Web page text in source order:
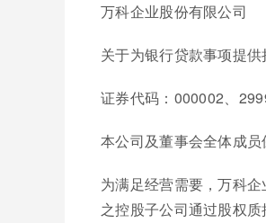
万科企业股份有限公司
关于为银行贷款事项提
证券代码：000002、
本公司及董事会全体成
为满足经营需要，万科企
之控股子公司通过股权